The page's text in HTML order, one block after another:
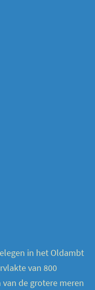
in het Oldambt
van 800
de grotere meren